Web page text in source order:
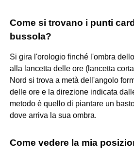
Come si trovano i punti
bussola?
Si gira l'orologio finché l'ombra
alla lancetta delle ore (lancetta
Nord si trova a metà dell'angolo
delle ore e la direzione indicata
metodo è quello di piantare un
dove arriva la sua ombra.
Come vedere la mia